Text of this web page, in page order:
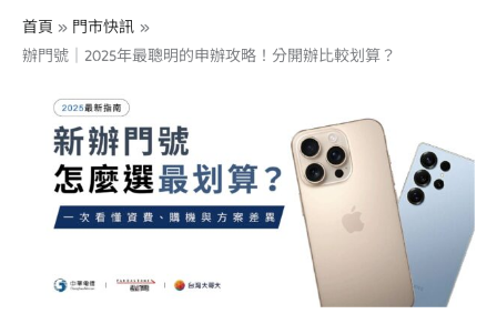
首頁
門市快訊
辦門號｜2025年最聰明的申辦攻略！分開辦比較划算？